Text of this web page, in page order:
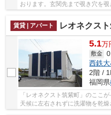
おります。玄関先まで覗き穴を
賃貸 | アパート
レオネクスト
5.1万
敷金
西鉄
2階 /
福岡県
「レオネクスト筑紫町」のここ
天候に左右されずに洗濯物を乾